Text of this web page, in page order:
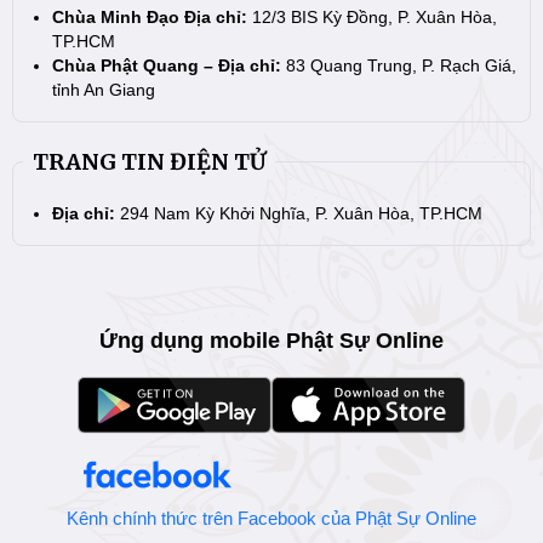
Chùa Minh Đạo Địa chỉ: 12/3 BIS Kỳ Đồng, P. Xuân Hòa,
TP.HCM
Chùa Phật Quang – Địa chỉ: 83 Quang Trung, P. Rạch Giá,
tỉnh An Giang
TRANG TIN ĐIỆN TỬ
Địa chỉ: 294 Nam Kỳ Khởi Nghĩa, P. Xuân Hòa, TP.HCM
Ứng dụng mobile Phật Sự Online
Kênh chính thức trên Facebook của Phật Sự Online